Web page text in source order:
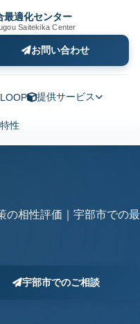
最適化センター
Saitekika Center
お問い合わせ
提供サービス
性
の相性評価｜宇部市での最
宇部市でのご相談